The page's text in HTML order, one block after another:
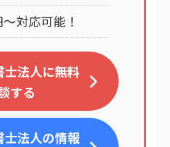
対応可能！
士法人に無料
する
士法人の情報